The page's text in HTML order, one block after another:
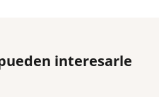
interesarle